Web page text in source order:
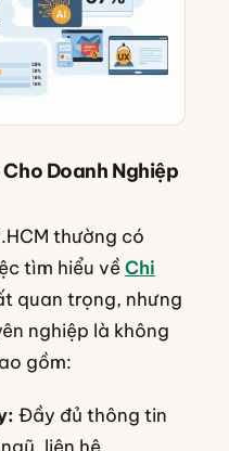
Doanh Nghiệp
thường có
tìm hiểu vềChi
quan trọng, nhưng
nghiệp là không
gồm:
Đầy đủ thông tin
liên hệ.